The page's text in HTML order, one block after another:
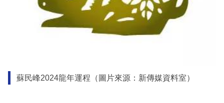
蘇民峰2024龍年運程（圖片來源：新傳媒資料室）